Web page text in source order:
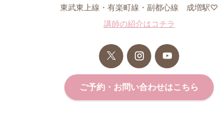
東武東上線・有楽町線・副都心線 成増駅♡
講師の紹介はコチラ
ご予約・お問い合わせはこちら